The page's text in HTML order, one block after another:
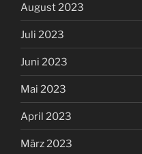
August 2023
Juli 2023
Juni 2023
Mai 2023
April 2023
März 2023